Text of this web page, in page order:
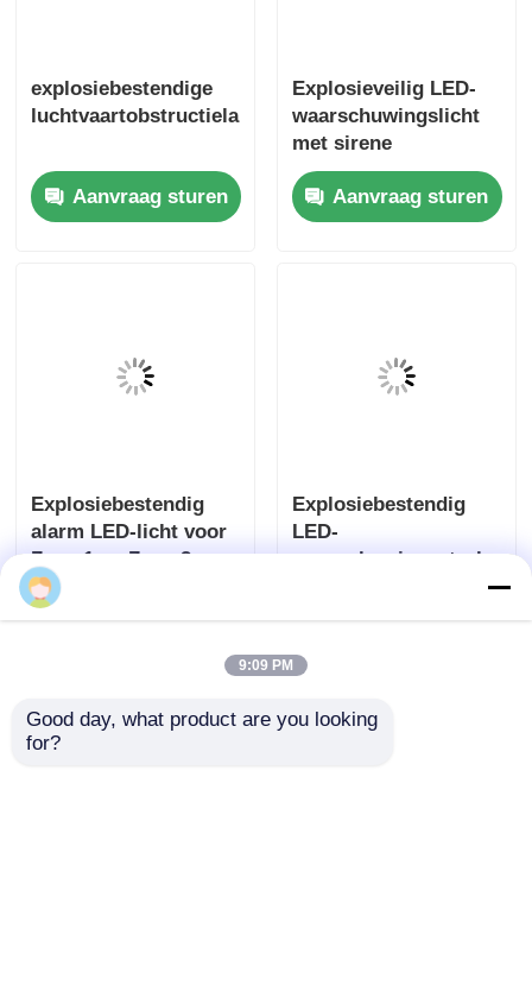
explosiebestendige
luchtvaartobstructielamp
Aanvraag sturen
Explosieveilig LED-
waarschuwingslicht
met sirene
Aanvraag sturen
Explosiebestendig
alarm LED-licht voor
Zone 1 en Zone 2
Explosiebestendig
LED-
9:09 PM
Good day, what product are you looking
for?